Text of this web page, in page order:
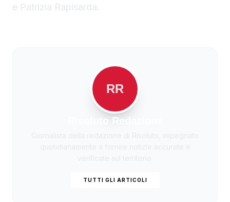
e Patrizia Rapisarda.
RR
Risoluto Redazione
TUTTI GLI ARTICOLI